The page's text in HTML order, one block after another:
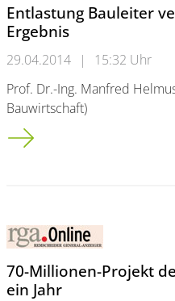
Entlastung Bauleiter
Ergebnis
29.04.2014 |
15:32 Uhr
Prof. Dr.-Ing. Manfred
Bauwirtschaft)
Entlastung Bauleiter
70-Millionen-Projekt
ein Jahr